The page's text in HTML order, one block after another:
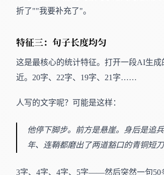
折了""我要补充了"。
特征三：句子长度均匀
这是最核心的统计特征。打开一段AI生
近。20字、22字、19字、21字……
人写的文字呢？可能是这样：
他停下脚步。前方是悬崖。身后是追
年、连鞘都磨出了两道豁口的青铜短
3字、4字、4字、5字——然后突然一句50